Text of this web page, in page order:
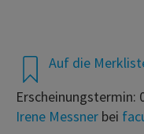
Auf die
Erscheinungstermin:
Irene Messner bei